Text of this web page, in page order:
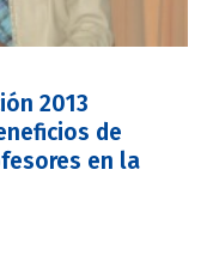
2013
de
en la